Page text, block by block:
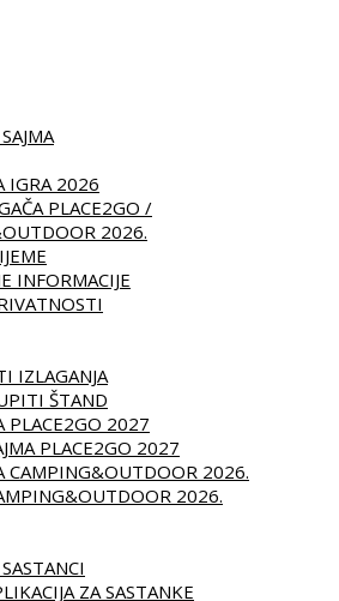
IGRA 2026
PLACE2GO /
2026.
INFORMACIJE
IZLAGANJA
ŠTAND
PLACE2GO 2027
PLACE2GO 2027
CAMPING&OUTDOOR 2026.
2026.
ZA SASTANKE